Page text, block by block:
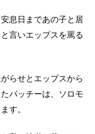
息日まであの子と居
言いエップスを罵る
らせとエップスから
パッチーは、ソロモ
す。